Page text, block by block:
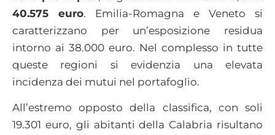
40.575 euro. Emilia-Romagna e Veneto si
caratterizzano per un’esposizione residua
intorno ai 38.000 euro. Nel complesso in tutte
queste regioni si evidenzia una elevata
incidenza dei mutui nel portafoglio.
All’estremo opposto della classifica, con soli
19.301 euro, gli abitanti della Calabria risultano